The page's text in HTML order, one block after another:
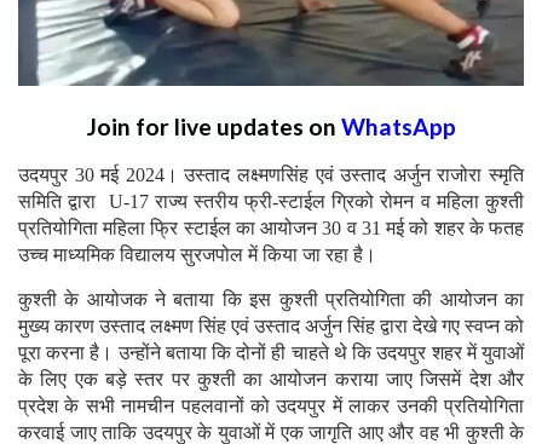
Join for live updates on WhatsApp
उदयपुर 30 मई 2024। उस्ताद लक्ष्मणसिंह एवं उस्ताद अर्जुन राजोरा स्मृति
समिति द्वारा U-17 राज्य स्तरीय फ्री-स्टाईल ग्रिको रोमन व महिला कुश्ती
प्रतियोगिता महिला फ्रि स्टाईल का आयोजन 30 व 31 मई को शहर के फतह
उच्च माध्यमिक विद्यालय सुरजपोल में किया जा रहा है।
कुश्ती के आयोजक ने बताया कि इस कुश्ती प्रतियोगिता की आयोजन का
मुख्य कारण उस्ताद लक्ष्मण सिंह एवं उस्ताद अर्जुन सिंह द्वारा देखे गए स्वप्न को
पूरा करना है। उन्होंने बताया कि दोनों ही चाहते थे कि उदयपुर शहर में युवाओं
के लिए एक बड़े स्तर पर कुश्ती का आयोजन कराया जाए जिसमें देश और
प्रदेश के सभी नामचीन पहलवानों को उदयपुर में लाकर उनकी प्रतियोगिता
करवाई जाए ताकि उदयपुर के युवाओं में एक जागृति आए और वह भी कुश्ती के